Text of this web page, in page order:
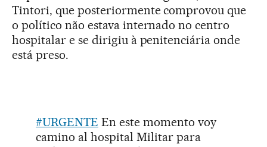
Tintori, que posteriormente comprovou que
o político não estava internado no centro
hospitalar e se dirigiu à penitenciária onde
está preso.
#URGENTE En este momento voy
camino al hospital Militar para